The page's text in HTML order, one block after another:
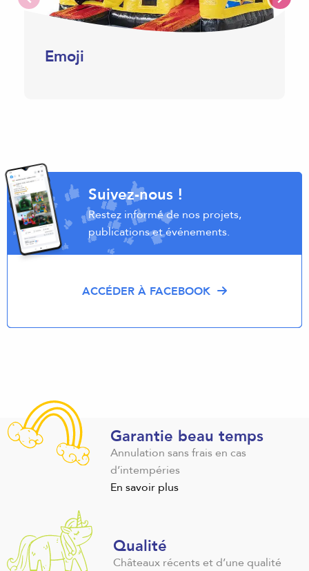
Emoji
Suivez-nous !
Restez informé de nos projets,
publications et événements.
ACCÉDER À FACEBOOK
Garantie beau temps
Annulation sans frais en cas
d’intempéries
En savoir plus
Qualité
Châteaux récents et d’une qualité